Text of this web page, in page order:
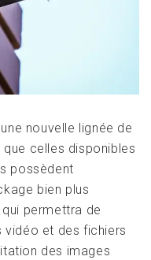
nouvelle lignée de
celles disponibles
possèdent
bien plus
permettra de
vidéo et des fichiers
des images